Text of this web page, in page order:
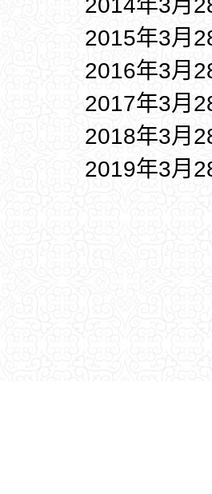
2014年3月
2015年3月
2016年3月
2017年3月
2018年3月
2019年3月